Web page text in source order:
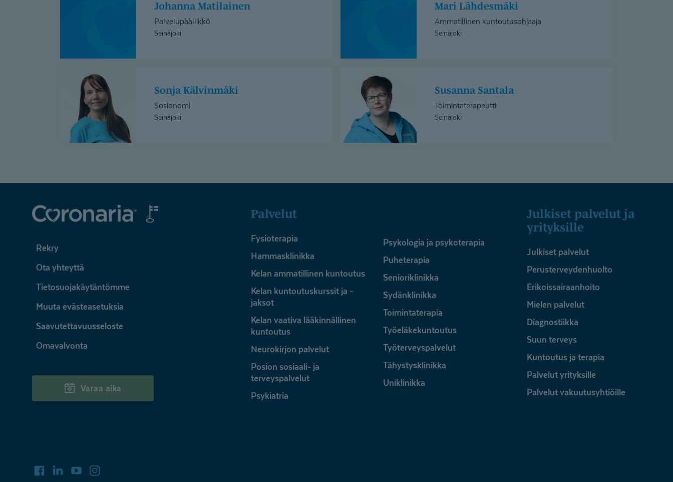
Johanna Matilainen
Palvelupäällikkö
Seinäjoki
Mari Lähdesmäki
Ammatillinen kuntoutusohjaaja
Seinäjoki
Kälvinmäki
Sonja Kälvinmäki
Sosionomi
Seinäjoki
Santala
Susanna Santala
Toimintaterapeutti
Seinäjoki
Coronaria
Rekry
Ota yhteyttä
Tietosuojakäytäntömme
Muuta evästeasetuksia
Saavutettavuusseloste
Omavalvonta
Varaa aika
Palvelut
Fysioterapia
Hammasklinikka
Kelan ammatillinen kuntoutus
Kelan kuntoutuskurssit ja -
jaksot
Kelan vaativa lääkinnällinen
kuntoutus
Neurokirjon palvelut
Posion sosiaali- ja
terveyspalvelut
Psykiatria
Psykologia ja psykoterapia
Puheterapia
Senioriklinikka
Sydänklinikka
Toimintaterapia
Työeläkekuntoutus
Työterveyspalvelut
Tähystysklinikka
Uniklinikka
Julkiset palvelut ja
yrityksille
Julkiset palvelut
Perusterveydenhuolto
Erikoissairaanhoito
Mielen palvelut
Diagnostiikka
Suun terveys
Kuntoutus ja terapia
Palvelut yrityksille
Palvelut vakuutusyhtiöille
FacebookLinkedInYoutube